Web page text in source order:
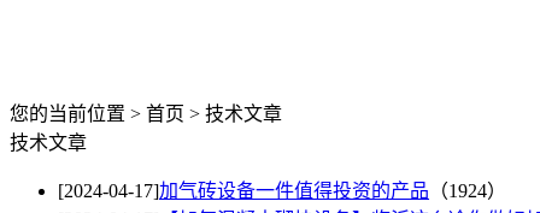
您的当前位置 > 首页 > 技术文章
技术文章
[2024-04-17]加气砖设备一件值得投资的产品 （1924）